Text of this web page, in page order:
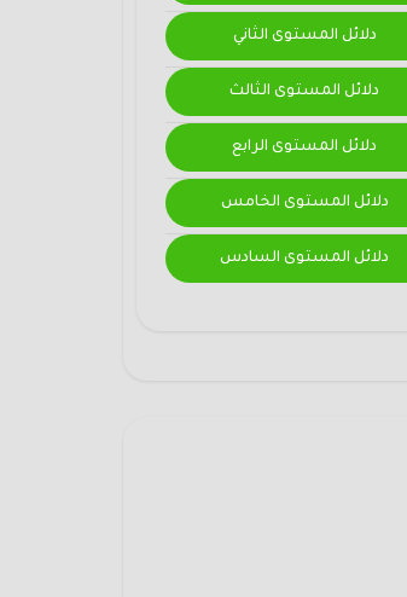
دلائل المستوى الثاني
دلائل المستوى الثالث
دلائل المستوى الرابع
دلائل المستوى الخامس
دلائل المستوى السادس